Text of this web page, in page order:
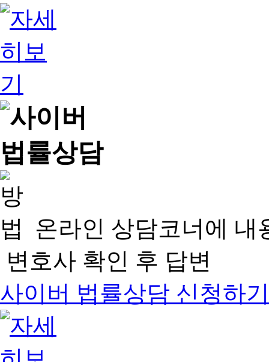
온라인 상담코너에 내
변호사 확인 후 답변
사이버 법률상담 신청하기